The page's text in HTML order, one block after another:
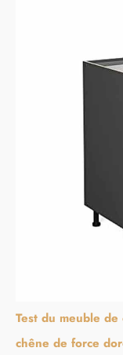
Test du meuble de
chêne de force